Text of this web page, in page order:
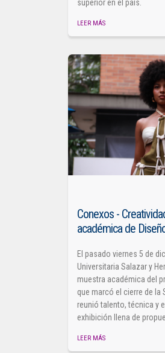
superior en el país.
LEER MÁS
Conexos -
académica de
El pasado viernes 5 de
Universitaria Salazar y
muestra académica del
que marcó el cierre de la
reunió talento, técnica y
exhibición llena de
LEER MÁS